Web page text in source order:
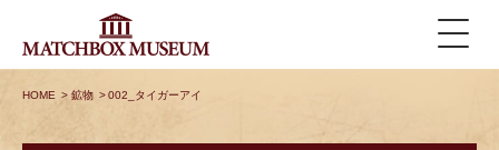
HOME > 鉱物 > 002_タイガーアイ